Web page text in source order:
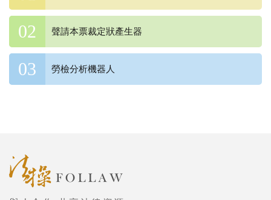
聲請本票裁定狀產生器
勞檢分析機器人